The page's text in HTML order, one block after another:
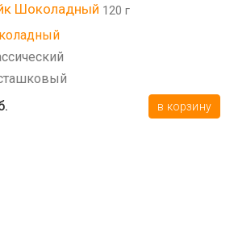
Шоколадный 120 г
в корзину